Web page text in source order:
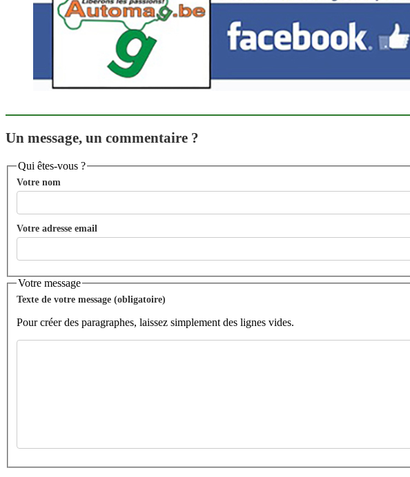
Un message, un commentaire ?
Qui êtes-vous ?
Votre nom
Votre adresse email
Votre message
Texte de votre message (obligatoire)
Pour créer des paragraphes, laissez simplement des lignes vides.